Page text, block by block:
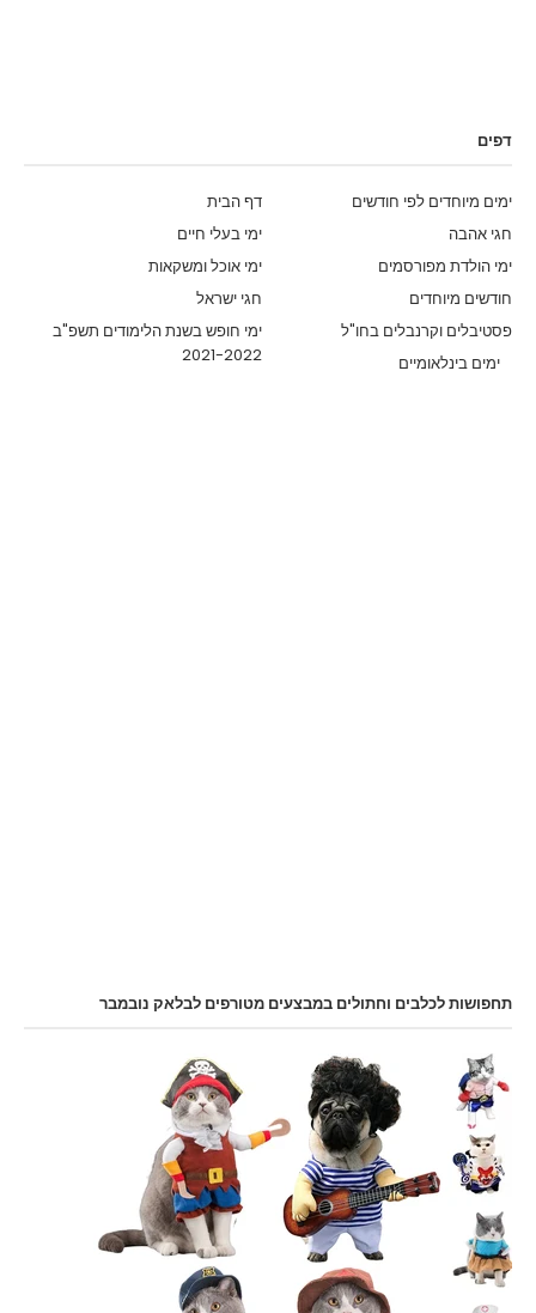
דפים
דף הבית
ימים מיוחדים לפי חודשים
ימי בעלי חיים
חגי אהבה
ימי אוכל ומשקאות
ימי הולדת מפורסמים
חגי ישראל
חודשים מיוחדים
ימי חופש בשנת הלימודים תשפ"ב
2021-2022
פסטיבלים וקרנבלים בחו"ל
ימים בינלאומיים
תחפושות לכלבים וחתולים במבצעים מטורפים לבלאק נובמבר